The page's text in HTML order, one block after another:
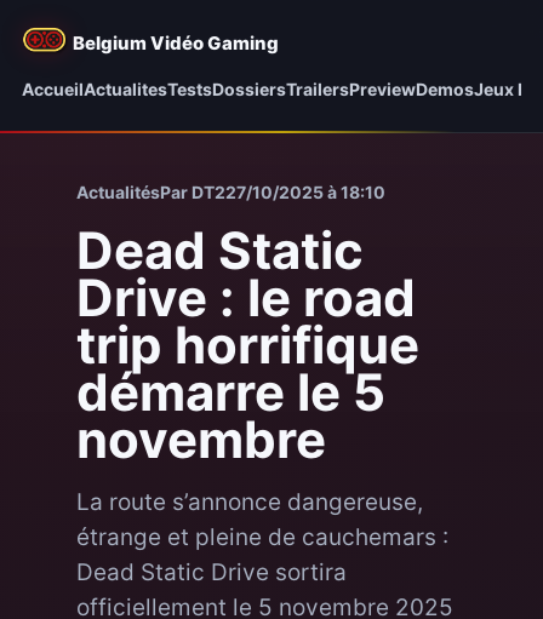
Belgium Vidéo Gaming
AccueilActualitesTestsDossiersTrailersPreviewDemosJeux
ActualitésPar DT227/10/2025 à 18:10
Dead Static
Drive : le road
trip horrifique
démarre le 5
novembre
La route s’annonce dangereuse,
étrange et pleine de cauchemars :
Dead Static Drive sortira
officiellement le 5 novembre 2025